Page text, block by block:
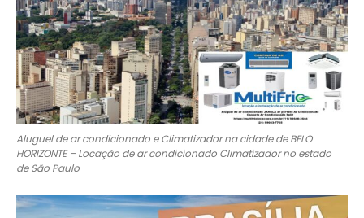
Aluguel de ar condicionado e Climatizador na cidade de BELO
HORIZONTE – Locação de ar condicionado Climatizador no estado
de São Paulo